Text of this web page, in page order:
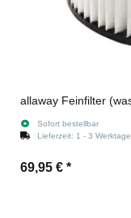
allaway Feinfilter
Sofort bestellbar
Lieferzeit: 1 - 3 Werktage
69,95 € *